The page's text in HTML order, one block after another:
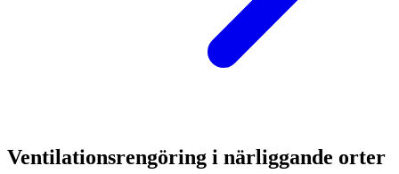
Ventilationsrengöring i närliggande orter